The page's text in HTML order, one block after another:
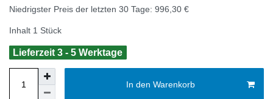
Niedrigster Preis der letzten 30 Tage: 996,30 €
Inhalt 1 Stück
Lieferzeit 3 - 5 Werktage
In den Warenkorb